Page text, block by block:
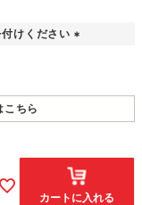
けください
こちら
カートに入れる